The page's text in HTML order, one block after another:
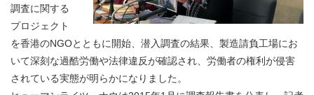
調査に関する
プロジェクト
を香港のNGOとともに開始、潜入調査の結果、製造請負工場にお
いて深刻な過酷労働や法律違反が確認され、労働者の権利が侵害
されている実態が明らかになりました。